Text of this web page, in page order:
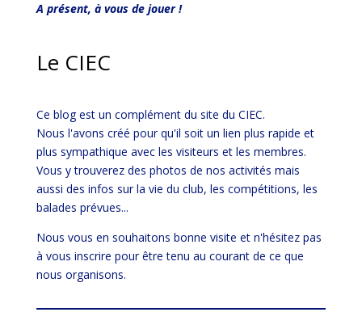
A présent, à vous de jouer !
Le CIEC
Ce blog est un complément du site du CIEC.
Nous l'avons créé pour qu'il soit un lien plus rapide et
plus sympathique avec les visiteurs et les membres.
Vous y trouverez des photos de nos activités mais
aussi des infos sur la vie du club, les compétitions, les
balades prévues...
Nous vous en souhaitons bonne visite et n'hésitez pas
à vous inscrire pour être tenu au courant de ce que
nous organisons.